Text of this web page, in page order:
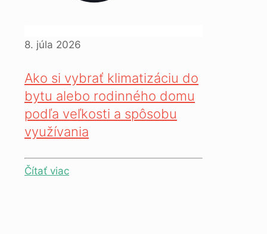
8. júla 2026
Ako si vybrať klimatizáciu do
bytu alebo rodinného domu
podľa veľkosti a spôsobu
využívania
Čítať viac